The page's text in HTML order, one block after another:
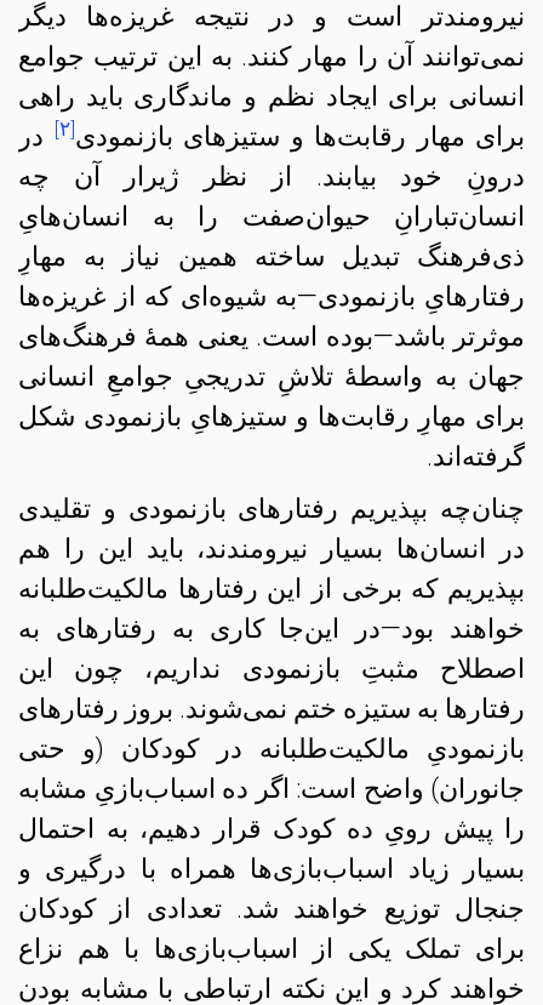
نیرومندتر است و در نتیجه غریزه‌ها دیگر
نمی‌توانند آن را مهار کنند. به این ترتیب جوامع
انسانی برای ایجاد نظم و ماندگاری باید راهی
برای مهار رقابت‌ها و ستیزهای بازنمودی[۲]
در
درونِ خود بیابند. از نظر ژیرار آن چه
انسان‌تبارانِ حیوان‌صفت را به انسان‌هایِ
ذی‌فرهنگ تبدیل ساخته همین نیاز به مهارِ
رفتارهایِ بازنمودی—به شیوه‌ای که از غریزه‌‌ها
موثرتر باشد—بوده است. یعنی همهٔ فرهنگ‌های
جهان به واسطهٔ تلاشِ تدریجیِ جوامعِ انسانی
برای مهارِ رقابت‌ها و ستیزهایِ بازنمودی شکل
گرفته‌اند.
چنان‌چه بپذیریم رفتارهای بازنمودی و تقلیدی
در انسان‌ها بسیار نیرومندند،‌ باید این را هم
بپذیریم که برخی از این رفتارها مالکیت‌طلبانه
خواهند بود—در این‌جا کاری به رفتارهای به
اصطلاح مثبتِ بازنمودی نداریم، چون این
رفتارها به ستیزه ختم نمی‌شوند. بروز رفتارهای
بازنمودیِ مالکیت‌طلبانه در کودکان (و حتی
جانوران) واضح است: اگر ده اسباب‌بازیِ مشابه
را پیش رویِ ده کودک قرار دهیم، به احتمال
بسیار زیاد اسباب‌بازی‌ها همراه با درگیری و
جنجال توزیع خواهند شد. تعدادی از کودکان
برای تملک یکی از اسباب‌بازی‌ها با هم نزاع
خواهند کرد و این نکته ارتباطی با مشابه بودن